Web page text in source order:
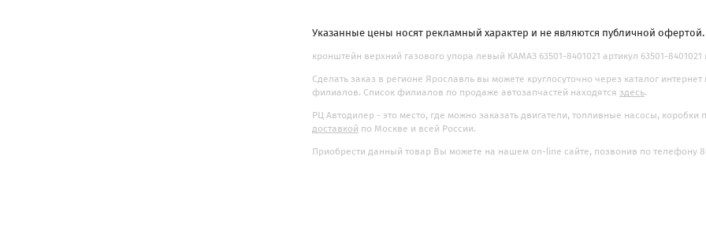
Указанные цены носят рекламный характер и не являются публичной офертой.
кронштейн верхний газового упора левый КАМАЗ 63501-8401021 артикул 63501-
Сделать заказ в регионе Ярославль вы можете круглосуточно через каталог
филиалов. Список филиалов по продаже автозапчастей находятся здесь.
РЦ Автодилер - это место, где можно заказать двигатели, топливные насосы,
доставкой по Москве и всей России.
Приобрести данный товар Вы можете на нашем on-line сайте, позвонив по телефону